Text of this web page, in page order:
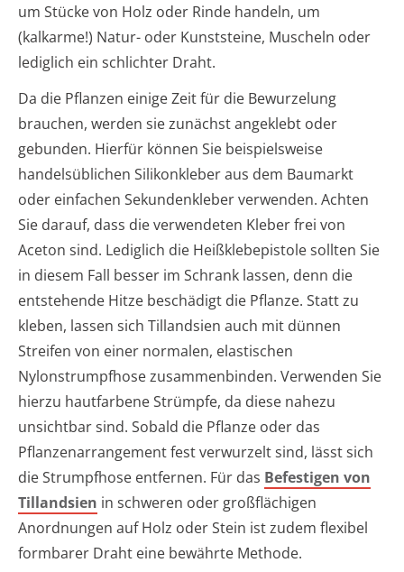
um Stücke von Holz oder Rinde handeln, um
(kalkarme!) Natur- oder Kunststeine, Muscheln oder
lediglich ein schlichter Draht.
Da die Pflanzen einige Zeit für die Bewurzelung
brauchen, werden sie zunächst angeklebt oder
gebunden. Hierfür können Sie beispielsweise
handelsüblichen Silikonkleber aus dem Baumarkt
oder einfachen Sekundenkleber verwenden. Achten
Sie darauf, dass die verwendeten Kleber frei von
Aceton sind. Lediglich die Heißklebepistole sollten Sie
in diesem Fall besser im Schrank lassen, denn die
entstehende Hitze beschädigt die Pflanze. Statt zu
kleben, lassen sich Tillandsien auch mit dünnen
Streifen von einer normalen, elastischen
Nylonstrumpfhose zusammenbinden. Verwenden Sie
hierzu hautfarbene Strümpfe, da diese nahezu
unsichtbar sind. Sobald die Pflanze oder das
Pflanzenarrangement fest verwurzelt sind, lässt sich
die Strumpfhose entfernen. Für das Befestigen von
Tillandsien in schweren oder großflächigen
Anordnungen auf Holz oder Stein ist zudem flexibel
formbarer Draht eine bewährte Methode.